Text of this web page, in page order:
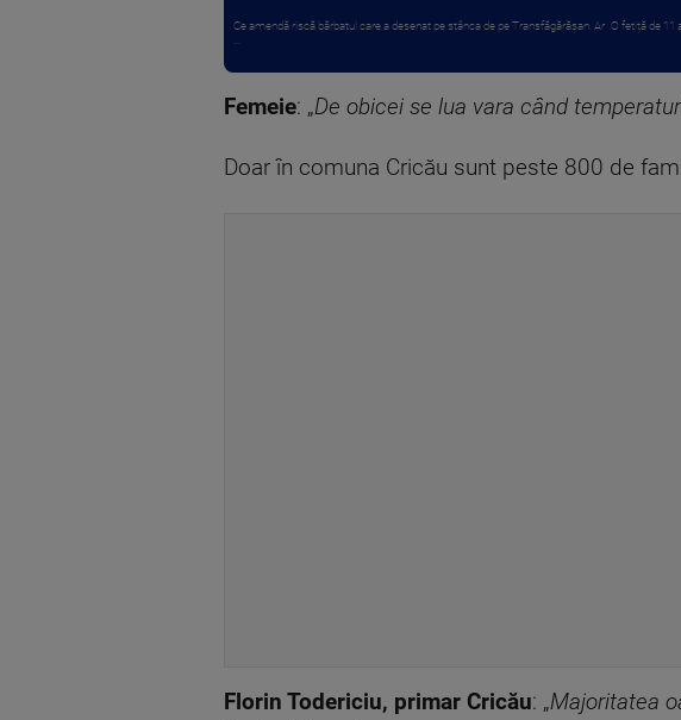
Ce amendă riscă bărbatul care a desenat pe stânca de pe Transfăgărășan. Ar O fetiță de 11
Femeie: „De obicei se lua vara când
Doar în comuna Cricău sunt peste 800 de
Florin Todericiu, primar Cricău: „Majoritatea